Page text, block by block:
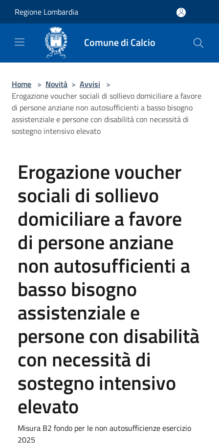
Regione Lombardia
Comune di Calcio
Home > Novità > Avvisi >
Erogazione voucher sociali di sollievo domiciliare a favore
di persone anziane non autosufficienti a basso bisogno
assistenziale e persone con disabilità con necessità di
sostegno intensivo elevato
Erogazione voucher
sociali di sollievo
domiciliare a favore
di persone anziane
non autosufficienti a
basso bisogno
assistenziale e
persone con disabilità
con necessità di
sostegno intensivo
elevato
Misura B2 fondo per le non autosufficienze esercizio
2025